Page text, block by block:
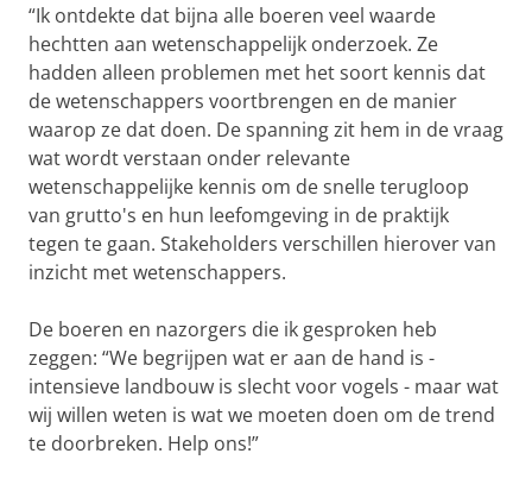
“Ik ontdekte dat bijna alle boeren veel waarde
hechtten aan wetenschappelijk onderzoek. Ze
hadden alleen problemen met het soort kennis dat
de wetenschappers voortbrengen en de manier
waarop ze dat doen. De spanning zit hem in de vraag
wat wordt verstaan onder relevante
wetenschappelijke kennis om de snelle terugloop
van grutto's en hun leefomgeving in de praktijk
tegen te gaan. Stakeholders verschillen hierover van
inzicht met wetenschappers.
De boeren en nazorgers die ik gesproken heb
zeggen: “We begrijpen wat er aan de hand is -
intensieve landbouw is slecht voor vogels - maar wat
wij willen weten is wat we moeten doen om de trend
te doorbreken. Help ons!”